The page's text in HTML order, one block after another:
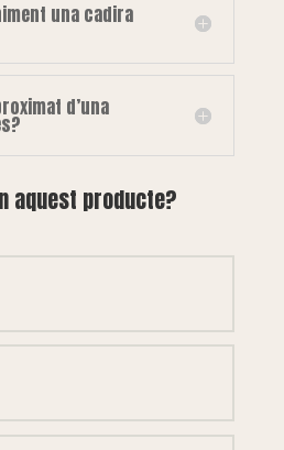
una cadira
d’una
aquest producte?